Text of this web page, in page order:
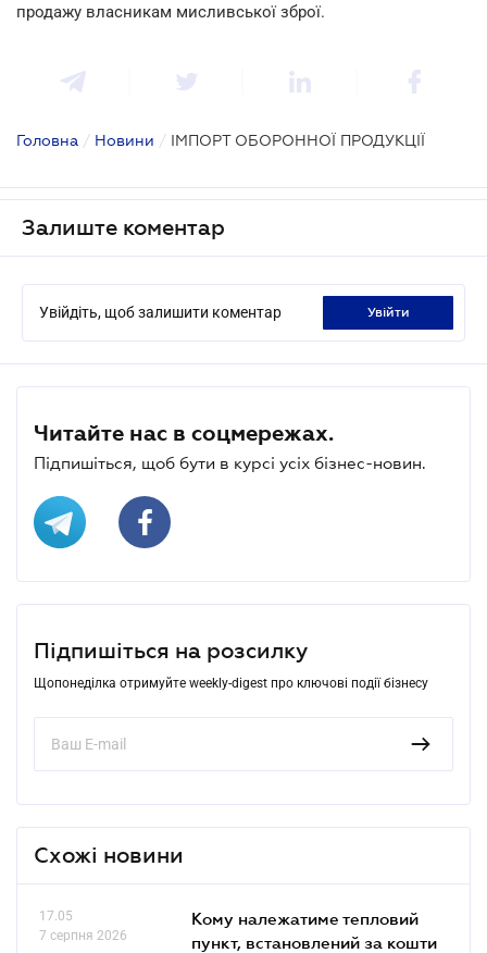
продажу власникам мисливської зброї.
Головна / Новини / ІМПОРТ ОБОРОННОЇ ПРОДУКЦІЇ
Залиште коментар
Увійдіть, щоб залишити коментар увійти
Читайте нас в соцмережах.
Підпишіться, щоб бути в курсі усіх бізнес-новин.
Підпишіться на розсилку
Щопонеділка отримуйте weekly-digest про ключові події бізнесу
Схожі новини
17.05
7 серпня 2026
Кому належатиме тепловий
пункт, встановлений за кошти